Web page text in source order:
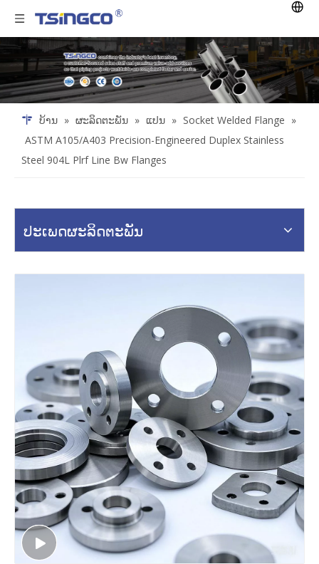
ບ້ານ » ຜະລິດຕະພັນ » ແປນ » Socket Welded Flange »
ASTM A105/A403 Precision-Engineered Duplex Stainless
Steel 904L Plrf Line Bw Flanges
ປະເພດຜະລິດຕະພັນ